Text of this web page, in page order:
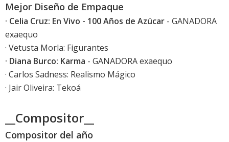
Mejor Diseño de Empaque
· Celia Cruz: En Vivo - 100 Años de Azúcar - GANADORA
exaequo
· Vetusta Morla: Figurantes
· Diana Burco: Karma - GANADORA exaequo
· Carlos Sadness: Realismo Mágico
· Jair Oliveira: Tekoá
__Compositor__
Compositor del año